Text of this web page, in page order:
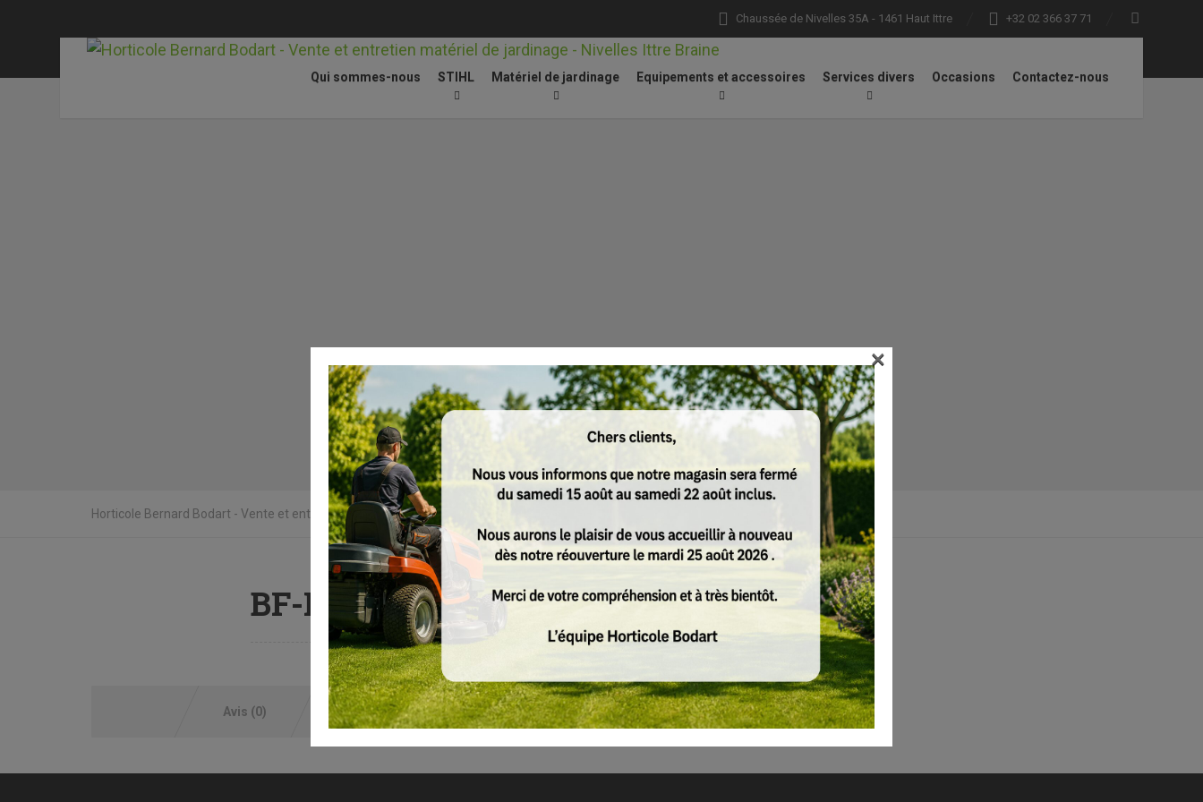
Chaussée de Nivelles 35A - 1461 Haut Ittre +32 02 366 37 71
Qui sommes-nous STIHL Matériel de jardinage Equipements et accessoires Services divers Occasions Contactez-nous
Horticole Bernard Bodart - Vente et entretien matériel de jardinage - Nivelles Ittre Braine
BF-KM
Avis (0)
×